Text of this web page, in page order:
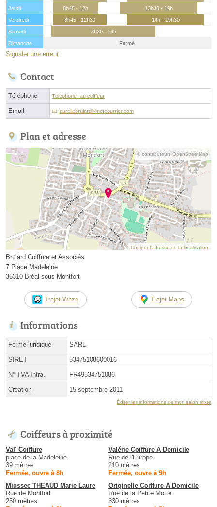
Jeudi
8h45 - 12h
13h30 - 19h
Vendredi
8h45 - 12h30
14h - 19h30
Samedi
8h30 - 16h
Dimanche
Fermé
Signaler une erreur
Contact
Téléphone Téléphoner au coiffeur
Email aureliebrulardⓐnetcourrier.com
Plan et adresse
© contributeurs OpenStreetMap
Corriger l’adresse ou la localisation
Brulard Coiffure et Associés
7 Place Madeleine
35310 Bréal-sous-Montfort
Trajet Waze Trajet Maps
Informations
Forme juridique SARL
SIRET 53475108600016
N° TVA Intra. FR49534751086
Création 15 septembre 2011
Éditer les informations de mon salon mixte
Coiffeurs à proximité
Val' Coiffure
place de la Madeleine
39 mètres
Fermée, ouvre à 8h
Valérie Coiffure A Domicile
Rue de l'Europe
210 mètres
Fermée, ouvre à 9h
Miossec THEAUD Marie Laure
Rue de Montfort
250 mètres
Originelle Coiffure A Domicile
Rue de la Petite Motte
330 mètres